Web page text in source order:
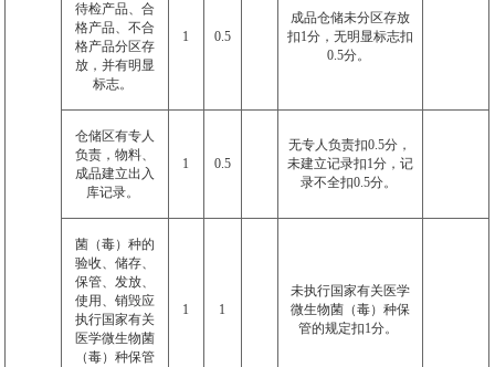
待检产品、合
格产品、不合
格产品分区存
放，并有明显
标志。
1 0.5
成品仓储未分区存放
扣1分，无明显标志扣
0.5分。
仓储区有专人
负责，物料、
成品建立出入
库记录。
1 0.5
无专人负责扣0.5分，
未建立记录扣1分，记
录不全扣0.5分。
菌（毒）种的
验收、储存、
保管、发放、
使用、销毁应
执行国家有关
医学微生物菌
（毒）种保管
1 1
未执行国家有关医学
微生物菌（毒）种保
管的规定扣1分。